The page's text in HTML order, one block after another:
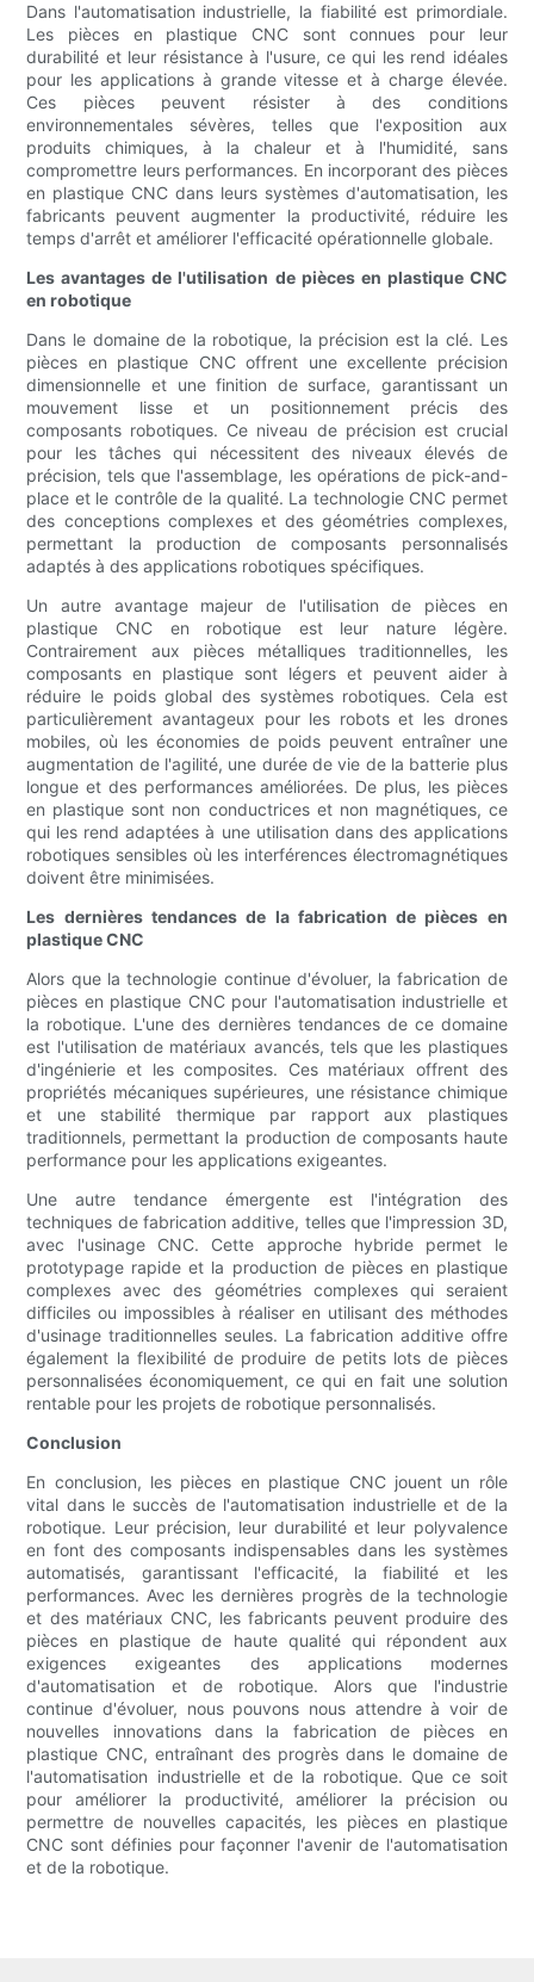
Dans l'automatisation industrielle, la fiabilité est primordiale.
Les pièces en plastique CNC sont connues pour leur
durabilité et leur résistance à l'usure, ce qui les rend idéales
pour les applications à grande vitesse et à charge élevée.
Ces pièces peuvent résister à des conditions
environnementales sévères, telles que l'exposition aux
produits chimiques, à la chaleur et à l'humidité, sans
compromettre leurs performances. En incorporant des pièces
en plastique CNC dans leurs systèmes d'automatisation, les
fabricants peuvent augmenter la productivité, réduire les
temps d'arrêt et améliorer l'efficacité opérationnelle globale.
Les avantages de l'utilisation de pièces en plastique CNC
en robotique
Dans le domaine de la robotique, la précision est la clé. Les
pièces en plastique CNC offrent une excellente précision
dimensionnelle et une finition de surface, garantissant un
mouvement lisse et un positionnement précis des
composants robotiques. Ce niveau de précision est crucial
pour les tâches qui nécessitent des niveaux élevés de
précision, tels que l'assemblage, les opérations de pick-and-
place et le contrôle de la qualité. La technologie CNC permet
des conceptions complexes et des géométries complexes,
permettant la production de composants personnalisés
adaptés à des applications robotiques spécifiques.
Un autre avantage majeur de l'utilisation de pièces en
plastique CNC en robotique est leur nature légère.
Contrairement aux pièces métalliques traditionnelles, les
composants en plastique sont légers et peuvent aider à
réduire le poids global des systèmes robotiques. Cela est
particulièrement avantageux pour les robots et les drones
mobiles, où les économies de poids peuvent entraîner une
augmentation de l'agilité, une durée de vie de la batterie plus
longue et des performances améliorées. De plus, les pièces
en plastique sont non conductrices et non magnétiques, ce
qui les rend adaptées à une utilisation dans des applications
robotiques sensibles où les interférences électromagnétiques
doivent être minimisées.
Les dernières tendances de la fabrication de pièces en
plastique CNC
Alors que la technologie continue d'évoluer, la fabrication de
pièces en plastique CNC pour l'automatisation industrielle et
la robotique. L'une des dernières tendances de ce domaine
est l'utilisation de matériaux avancés, tels que les plastiques
d'ingénierie et les composites. Ces matériaux offrent des
propriétés mécaniques supérieures, une résistance chimique
et une stabilité thermique par rapport aux plastiques
traditionnels, permettant la production de composants haute
performance pour les applications exigeantes.
Une autre tendance émergente est l'intégration des
techniques de fabrication additive, telles que l'impression 3D,
avec l'usinage CNC. Cette approche hybride permet le
prototypage rapide et la production de pièces en plastique
complexes avec des géométries complexes qui seraient
difficiles ou impossibles à réaliser en utilisant des méthodes
d'usinage traditionnelles seules. La fabrication additive offre
également la flexibilité de produire de petits lots de pièces
personnalisées économiquement, ce qui en fait une solution
rentable pour les projets de robotique personnalisés.
Conclusion
En conclusion, les pièces en plastique CNC jouent un rôle
vital dans le succès de l'automatisation industrielle et de la
robotique. Leur précision, leur durabilité et leur polyvalence
en font des composants indispensables dans les systèmes
automatisés, garantissant l'efficacité, la fiabilité et les
performances. Avec les dernières progrès de la technologie
et des matériaux CNC, les fabricants peuvent produire des
pièces en plastique de haute qualité qui répondent aux
exigences exigeantes des applications modernes
d'automatisation et de robotique. Alors que l'industrie
continue d'évoluer, nous pouvons nous attendre à voir de
nouvelles innovations dans la fabrication de pièces en
plastique CNC, entraînant des progrès dans le domaine de
l'automatisation industrielle et de la robotique. Que ce soit
pour améliorer la productivité, améliorer la précision ou
permettre de nouvelles capacités, les pièces en plastique
CNC sont définies pour façonner l'avenir de l'automatisation
et de la robotique.